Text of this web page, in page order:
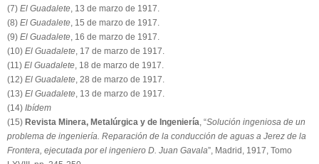
(7) El Guadalete, 13 de marzo de 1917.
(8) El Guadalete, 15 de marzo de 1917.
(9) El Guadalete, 16 de marzo de 1917.
(10) El Guadalete, 17 de marzo de 1917.
(11) El Guadalete, 18 de marzo de 1917.
(12) El Guadalete, 28 de marzo de 1917.
(13) El Guadalete, 13 de marzo de 1917.
(14) Ibídem
(15) Revista Minera, Metalúrgica y de Ingeniería, “Solución ingeniosa de un
problema de ingeniería. Reparación de la conducción de aguas a Jerez de la
Frontera, ejecutada por el ingeniero D. Juan Gavala”, Madrid, 1917, Tomo